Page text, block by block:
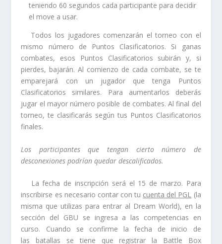
teniendo 60 segundos cada participante para decidir
el move a usar.
Todos los jugadores comenzarán el torneo con el
mismo número de Puntos Clasificatorios. Si ganas
combates, esos Puntos Clasificatorios subirán y, si
pierdes, bajarán. Al comienzo de cada combate, se te
emparejará con un jugador que tenga Puntos
Clasificatorios similares. Para aumentarlos deberás
jugar el mayor número posible de combates. Al final del
torneo, te clasificarás según tus Puntos Clasificatorios
finales.
Los participantes que tengan cierto número de
desconexiones podrían quedar descalificados.
La fecha de inscripción será el 15 de marzo. Para
inscribirse es necesario contar con tu cuenta del PGL (la
misma que utilizas para entrar al Dream World), en la
sección del GBU se ingresa a las competencias en
curso. Cuando se confirme la fecha de inicio de
las batallas se tiene que registrar la Battle Box